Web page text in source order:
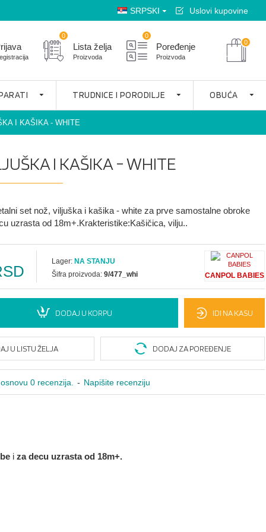
SRPSKI Uslovi kupovine
Lista želja
Proizvoda
0
Poređenje
Proizvoda
0
0
TRUDNICE I PORODILJE OBUĆA
I KAŠIKA - WHITE
I KAŠIKA - WHITE
set nož, viljuška i kašika - white za prve samostalne obroke
uzrasta od 18m+.Krakteristike:Kašičica, vilju..
0 recenzija. - Napišite recenziju
Lager: NA STANJU
Šifra proizvoda: 9/477_whi CANPOL BABIES
DODAJ U KORPU IDI NA KASU
U LISTU ŽELJA DODAJ ZA POREĐENJE
i za decu uzrasta od 18m+.